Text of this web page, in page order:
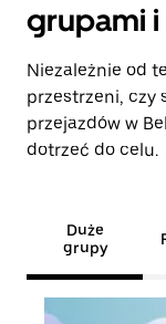
grupami i
Niezależnie od
przestrzeni, czy
przejazdów w
dotrzeć do celu.
Duże
grupy